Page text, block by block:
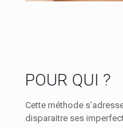
POUR QUI ?
Cette méthode
disparaitre ses